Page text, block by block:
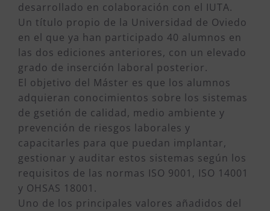
desarrollado en colaboración con el IUTA.
Un título propio de la Universidad de Oviedo
en el que ya han participado 40 alumnos en
las dos ediciones anteriores, con un elevado
grado de inserción laboral posterior.
El objetivo del Máster es que los alumnos
adquieran conocimientos sobre los sistemas
de gsetión de calidad, medio ambiente y
prevención de riesgos laborales y
capacitarles para que puedan implantar,
gestionar y auditar estos sistemas según los
requisitos de las normas ISO 9001, ISO 14001
y OHSAS 18001.
Uno de los principales valores añadidos del